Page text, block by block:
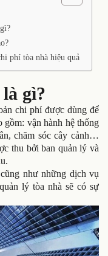
phí tòa nhà hiệu quả
gì?
chi phí được dùng để
gồm: vận hành hệ thống
chăm sóc cây cảnh…
thu bởi ban quản lý và
như những dịch vụ
lý tòa nhà sẽ có sự